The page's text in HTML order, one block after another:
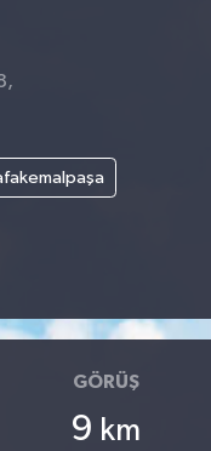
GÖRÜŞ
9 km